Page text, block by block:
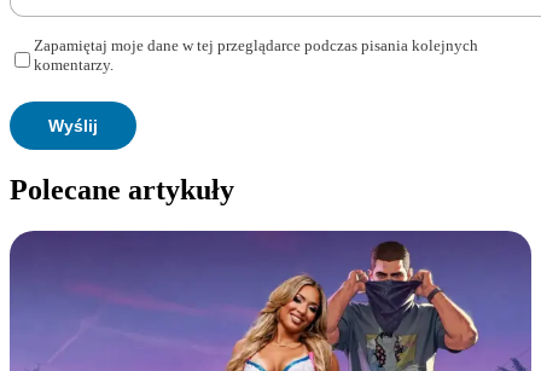
Zapamiętaj moje dane w tej przeglądarce podczas pisania kolejnych
komentarzy.
Polecane artykuły